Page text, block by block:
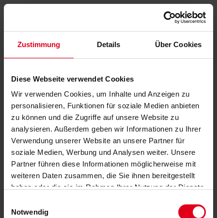
Zustimmung Details Über Cookies
Diese Webseite verwendet Cookies
Wir verwenden Cookies, um Inhalte und Anzeigen zu
personalisieren, Funktionen für soziale Medien anbieten
zu können und die Zugriffe auf unsere Website zu
analysieren. Außerdem geben wir Informationen zu Ihrer
Verwendung unserer Website an unsere Partner für
soziale Medien, Werbung und Analysen weiter. Unsere
Partner führen diese Informationen möglicherweise mit
weiteren Daten zusammen, die Sie ihnen bereitgestellt
haben oder die sie im Rahmen Ihrer Nutzung der Dienste
Notwendig